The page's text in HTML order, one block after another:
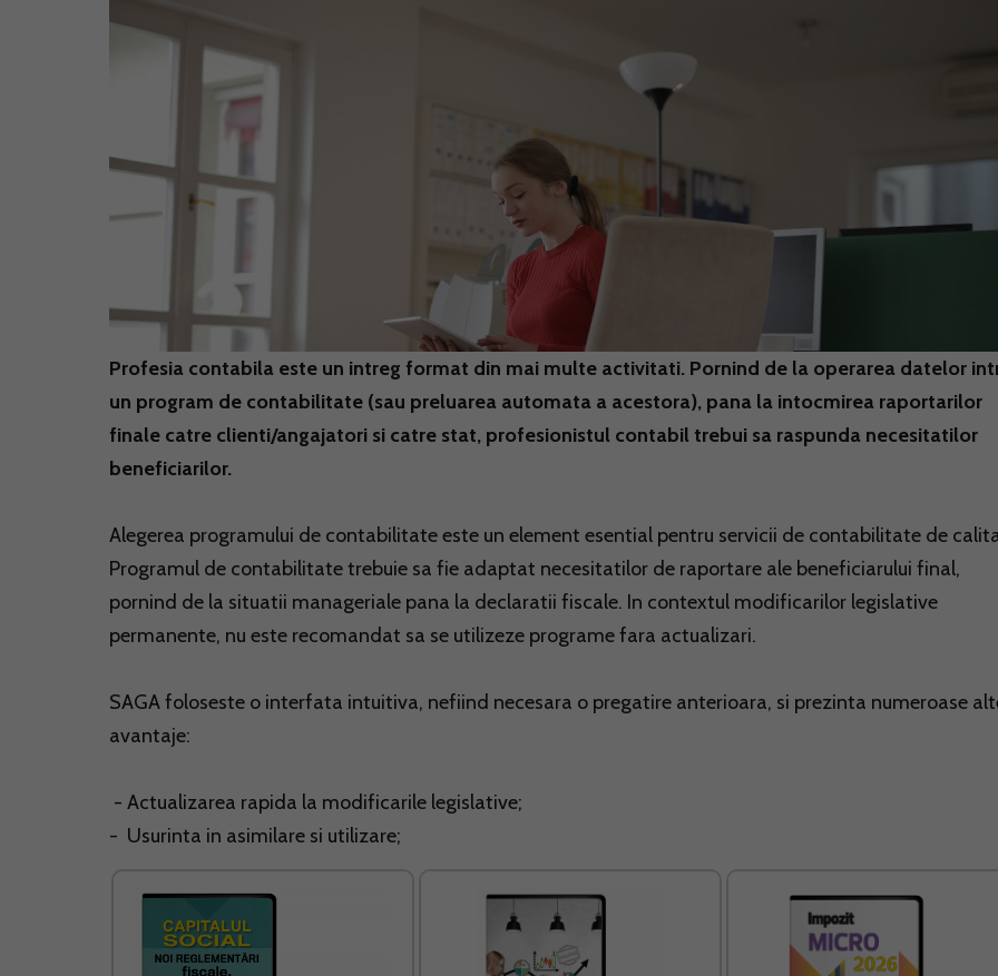
Profesia contabila este un intreg format din mai multe activitati. Pornind de la operarea datelor
un program de contabilitate (sau preluarea automata a acestora), pana la intocmirea raportarilor
finale catre clienti/angajatori si catre stat, profesionistul contabil trebui sa raspunda necesitatilor
beneficiarilor.
Alegerea programului de contabilitate este un element esential pentru servicii de contabilitate de
Programul de contabilitate trebuie sa fie adaptat necesitatilor de raportare ale beneficiarului final,
pornind de la situatii manageriale pana la declaratii fiscale. In contextul modificarilor legislative
permanente, nu este recomandat sa se utilizeze programe fara actualizari.
SAGA foloseste o interfata intuitiva, nefiind necesara o pregatire anterioara, si prezinta numeroase
avantaje:
- Actualizarea rapida la modificarile legislative;
- Usurinta in asimilare si utilizare;